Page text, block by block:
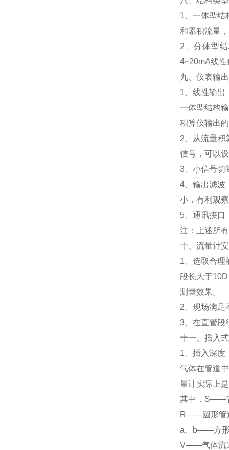
1、一体型结
和累积流量
2、分体型
4~20mA线
九、仪表输
1、线性输出
一体型结构
积算仪输出
2、从流量积
信号，可以
3、小信号切
4、输出滤波
小，有利观
5、通讯接口
注：上述所
十、流量计
1、选取合理
段长大于
测量效果。
2、现场满足
3、在直管段
十一、插入
1、插入深度
气体在管道
量计实际上
其中，S——
R——圆形管
a、b——方形
V——气体流